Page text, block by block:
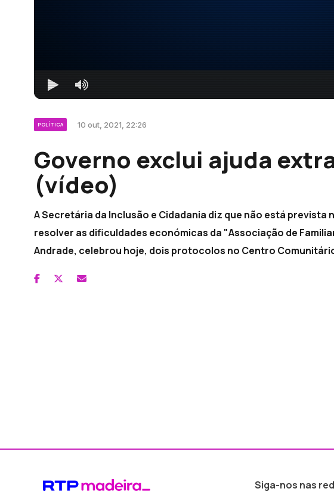
POLÍTICA 10 out, 2021, 22:26
Governo exclui ajuda
(vídeo)
A Secretária da Inclusão e Cidadania diz que não está
resolver as dificuldades económicas da "Associação de
Andrade, celebrou hoje, dois protocolos no Centro
Siga-nos nas